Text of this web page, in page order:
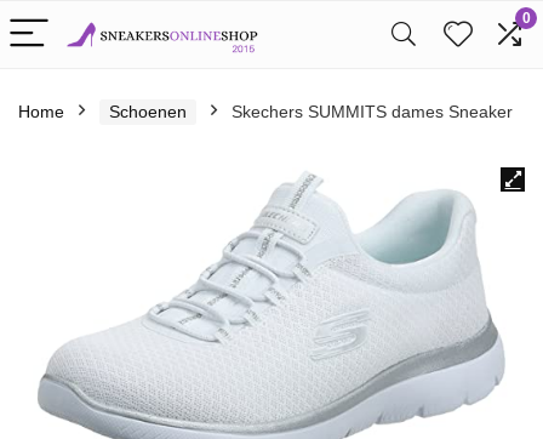
0
Home Schoenen Skechers SUMMITS dames Sneaker